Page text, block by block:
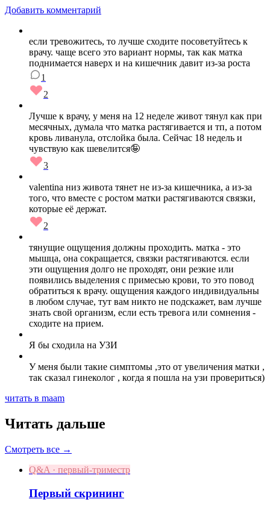
Добавить комментарий
если тревожитесь, то лучше сходите посоветуйтесь к
врачу. чаще всего это вариант нормы, так как матка
поднимается наверх и на кишечник давит из-за роста
1
2
Лучше к врачу, у меня на 12 неделе живот тянул как при
месячных, думала что матка растягивается и тп, а потом
кровь ливанула, отслойка была. Сейчас 18 недель и
чувствую как шевелится🤪
3
valentina низ живота тянет не из-за кишечника, а из-за
того, что вместе с ростом матки растягиваются связки,
которые её держат.
2
тянущие ощущения должны проходить. матка - это
мышца, она сокращается, связки растягиваются. если
эти ощущения долго не проходят, они резкие или
появились выделения с примесью крови, то это повод
обратиться к врачу. ощущения каждого индивидуальны
в любом случае, тут вам никто не подскажет, вам лучше
знать свой организм, если есть тревога или сомнения -
сходите на прием.
Я бы сходила на УЗИ
У меня были такие симптомы ,это от увеличения матки ,
так сказал гинеколог , когда я пошла на узи провериться)
читать в maam
Читать дальше
Смотреть все →
Q&A · первый-триместр
Первый скрининг